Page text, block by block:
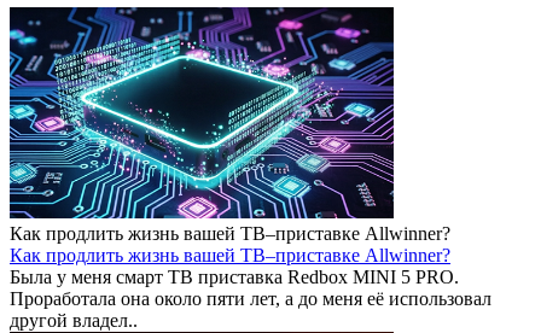
Как продлить жизнь вашей ТВ–приставке Allwinner?
Как продлить жизнь вашей ТВ–приставке Allwinner?
Была у меня смарт ТВ приставка Redbox MINI 5 PRO.
Проработала она около пяти лет, а до меня её использовал
другой владел..